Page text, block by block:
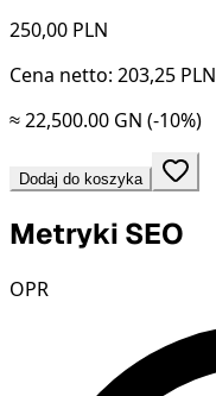
250,00 PLN
Cena netto: 203,25 PLN
≈ 22,500.00 GN (-10%)
Dodaj do koszyka
Metryki SEO
OPR